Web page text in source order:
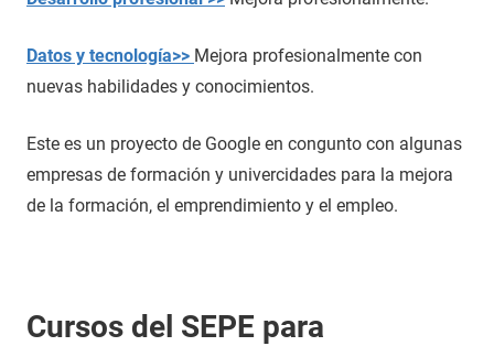
Datos y tecnología>> Mejora profesionalmente con
nuevas habilidades y conocimientos.
Este es un proyecto de Google en congunto con algunas
empresas de formación y univercidades para la mejora
de la formación, el emprendimiento y el empleo.
Cursos del SEPE para